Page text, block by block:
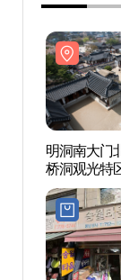
明洞南大门
桥洞观光特
문 북창동
광특구)